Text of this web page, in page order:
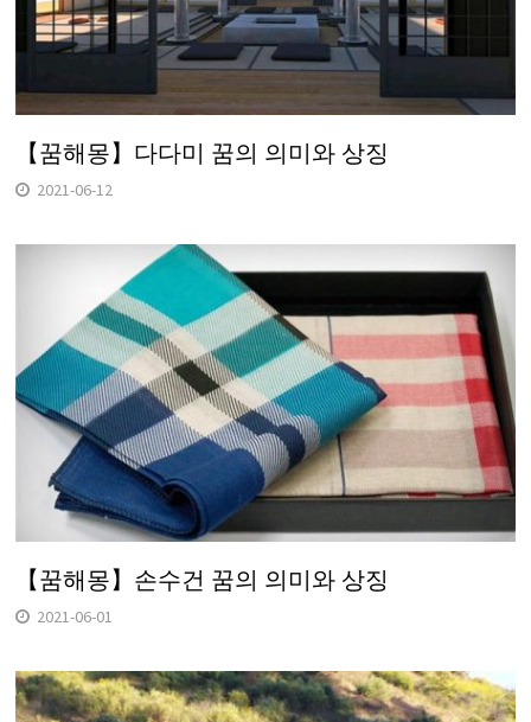
【꿈해몽】다다미 꿈의 의미와 상징
2021-06-12
【꿈해몽】손수건 꿈의 의미와 상징
2021-06-01